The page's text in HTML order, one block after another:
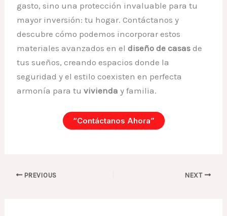
gasto, sino una protección invaluable para tu
mayor inversión: tu hogar. Contáctanos y
descubre cómo podemos incorporar estos
materiales avanzados en eldiseño de casas de
tus sueños, creando espacios donde la
seguridad y el estilo coexisten en perfecta
armonía para tuvivienda y familia.
“Contáctanos Ahora”
PREVIOUS NEXT